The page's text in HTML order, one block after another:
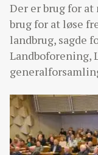
Der er brug for
brug for at løse
landbrug, sagde
Landboforening,